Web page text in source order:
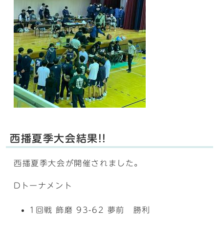
西播夏季大会結果!!
西播夏季大会が開催されました。
Dトーナメント
1回戦 飾磨 93-62 夢前 勝利